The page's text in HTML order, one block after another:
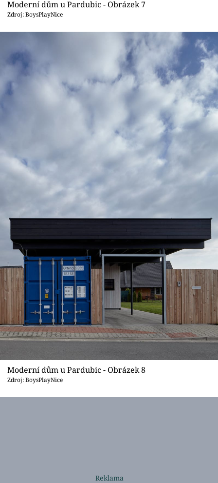
Moderní dům u Pardubic - Obrázek 7
Zdroj: BoysPlayNice
Moderní dům u Pardubic - Obrázek 8
Zdroj: BoysPlayNice